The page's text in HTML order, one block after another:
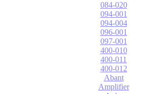
084-020
094-001
094-004
096-001
097-001
400-010
400-011
400-012
Abant
Amplifier